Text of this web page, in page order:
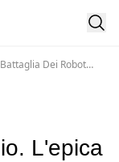
Dei Robot
L'epica